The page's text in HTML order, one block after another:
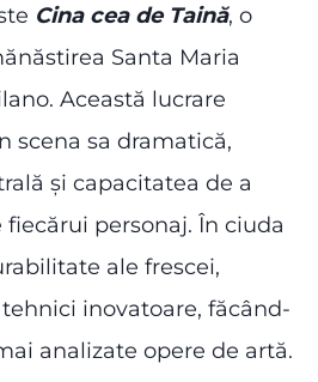
Cina cea de Taină, o
Santa Maria
Această lucrare
scena sa dramatică,
și capacitatea de a
personaj. În ciuda
ale frescei,
inovatoare, făcând-
analizate opere de artă.